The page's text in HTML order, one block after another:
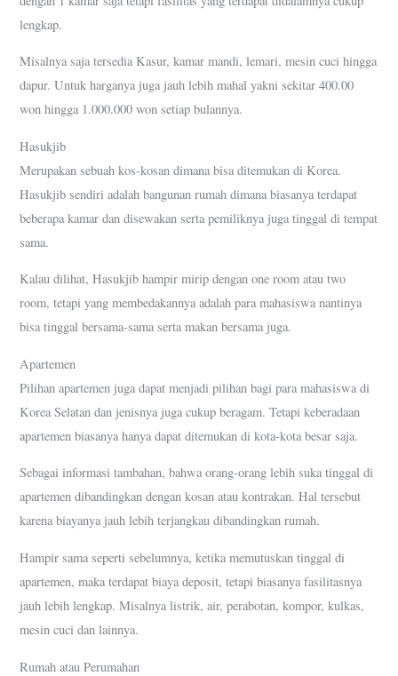
lengkap.
Misalnya saja tersedia Kasur, kamar mandi, lemari, mesin cuci hingga
dapur. Untuk harganya juga jauh lebih mahal yakni sekitar 400.00
won hingga 1.000.000 won setiap bulannya.
Hasukjib
Merupakan sebuah kos-kosan dimana bisa ditemukan di Korea.
Hasukjib sendiri adalah bangunan rumah dimana biasanya terdapat
beberapa kamar dan disewakan serta pemiliknya juga tinggal di tempat
sama.
Kalau dilihat, Hasukjib hampir mirip dengan one room atau two
room, tetapi yang membedakannya adalah para mahasiswa nantinya
bisa tinggal bersama-sama serta makan bersama juga.
Apartemen
Pilihan apartemen juga dapat menjadi pilihan bagi para mahasiswa di
Korea Selatan dan jenisnya juga cukup beragam. Tetapi keberadaan
apartemen biasanya hanya dapat ditemukan di kota-kota besar saja.
Sebagai informasi tambahan, bahwa orang-orang lebih suka tinggal di
apartemen dibandingkan dengan kosan atau kontrakan. Hal tersebut
karena biayanya jauh lebih terjangkau dibandingkan rumah.
Hampir sama seperti sebelumnya, ketika memutuskan tinggal di
apartemen, maka terdapat biaya deposit, tetapi biasanya fasilitasnya
jauh lebih lengkap. Misalnya listrik, air, perabotan, kompor, kulkas,
mesin cuci dan lainnya.
Rumah atau Perumahan